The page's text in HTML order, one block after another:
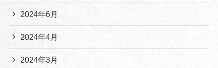
2024年6月
2024年4月
2024年3月